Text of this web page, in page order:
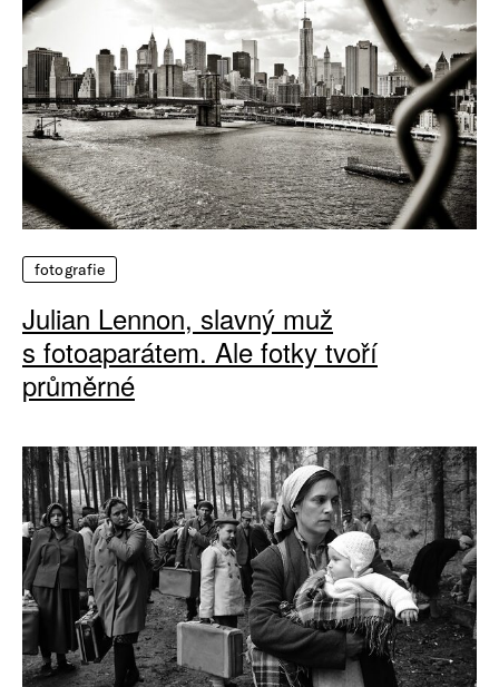
fotografie
Julian Lennon, slavný muž
s fotoaparátem. Ale fotky tvoří
průměrné